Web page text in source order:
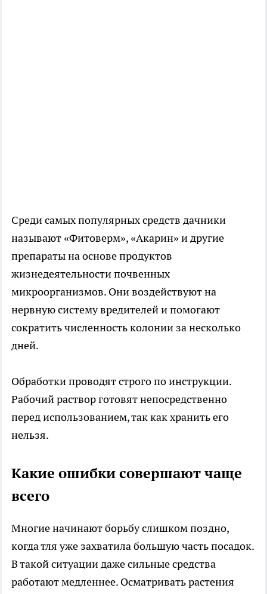
Среди самых популярных средств дачники
называют «Фитоверм», «Акарин» и другие
препараты на основе продуктов
жизнедеятельности почвенных
микроорганизмов. Они воздействуют на
нервную систему вредителей и помогают
сократить численность колонии за несколько
дней.
Обработки проводят строго по инструкции.
Рабочий раствор готовят непосредственно
перед использованием, так как хранить его
нельзя.
Какие ошибки совершают чаще
всего
Многие начинают борьбу слишком поздно,
когда тля уже захватила большую часть посадок.
В такой ситуации даже сильные средства
работают медленнее. Осматривать растения